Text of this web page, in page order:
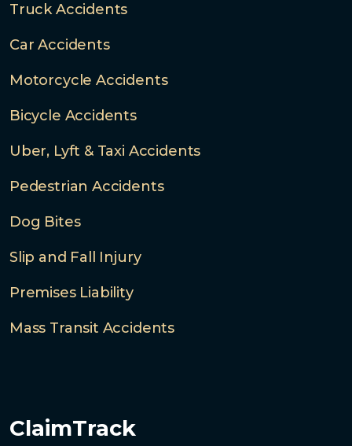
Truck Accidents
Car Accidents
Motorcycle Accidents
Bicycle Accidents
Uber, Lyft & Taxi Accidents
Pedestrian Accidents
Dog Bites
Slip and Fall Injury
Premises Liability
Mass Transit Accidents
ClaimTrack